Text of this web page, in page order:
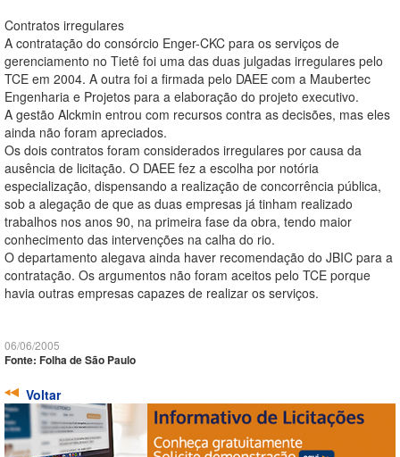
Contratos irregulares
A contratação do consórcio Enger-CKC para os serviços de
gerenciamento no Tietê foi uma das duas julgadas irregulares pelo
TCE em 2004. A outra foi a firmada pelo DAEE com a Maubertec
Engenharia e Projetos para a elaboração do projeto executivo.
A gestão Alckmin entrou com recursos contra as decisões, mas eles
ainda não foram apreciados.
Os dois contratos foram considerados irregulares por causa da
ausência de licitação. O DAEE fez a escolha por notória
especialização, dispensando a realização de concorrência pública,
sob a alegação de que as duas empresas já tinham realizado
trabalhos nos anos 90, na primeira fase da obra, tendo maior
conhecimento das intervenções na calha do rio.
O departamento alegava ainda haver recomendação do JBIC para a
contratação. Os argumentos não foram aceitos pelo TCE porque
havia outras empresas capazes de realizar os serviços.
06/06/2005
Fonte: Folha de São Paulo
Voltar